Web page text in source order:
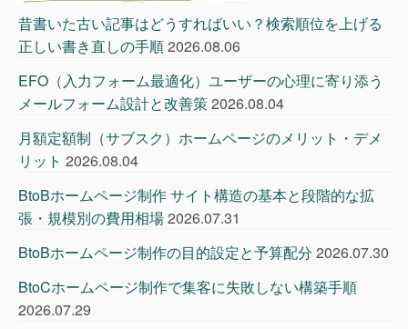
昔書いた古い記事はどうすればいい？検索順位を上げる
正しい書き直しの手順2026.08.06
EFO（入力フォーム最適化）ユーザーの心理に寄り添う
メールフォーム設計と改善策2026.08.04
月額定額制（サブスク）ホームページのメリット・デメ
リット 2026.08.04
BtoBホームページ制作 サイト構造の基本と段階的な拡
張・規模別の費用相場2026.07.31
BtoBホームページ制作の目的設定と予算配分 2026.07.30
BtoCホームページ制作で集客に失敗しない構築手順
2026.07.29